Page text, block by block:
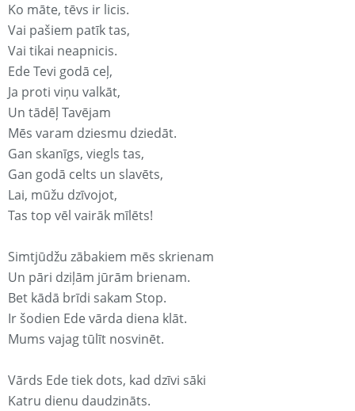
Ko māte, tēvs ir licis.
Vai pašiem patīk tas,
Vai tikai neapnicis.
Ede Tevi godā ceļ,
Ja proti viņu valkāt,
Un tādēļ Tavējam
Mēs varam dziesmu dziedāt.
Gan skanīgs, viegls tas,
Gan godā celts un slavēts,
Lai, mūžu dzīvojot,
Tas top vēl vairāk mīlēts!
Simtjūdžu zābakiem mēs skrienam
Un pāri dziļām jūrām brienam.
Bet kādā brīdi sakam Stop.
Ir šodien Ede vārda diena klāt.
Mums vajag tūlīt nosvinēt.
Vārds Ede tiek dots, kad dzīvi sāki
Katru dienu daudzināts.